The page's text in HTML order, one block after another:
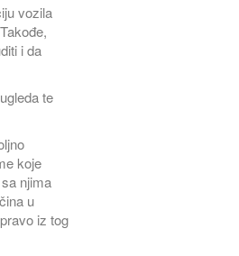
vozila
i da
te
koje
njima
u
iz tog